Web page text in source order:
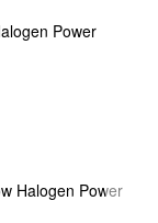
Power